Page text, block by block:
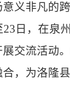
义非凡的
23日，在泉
交流活动
，为洛隆